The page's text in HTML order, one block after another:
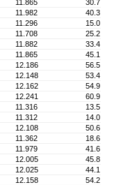
11.865
30.7
11.982
40.3
11.296
15.0
11.708
25.2
11.882
33.4
11.865
45.1
12.186
56.5
12.148
53.4
12.162
54.9
12.241
60.9
11.316
13.5
11.312
14.0
12.108
50.6
11.362
18.6
11.979
41.6
12.005
45.8
12.025
44.1
12.158
54.2